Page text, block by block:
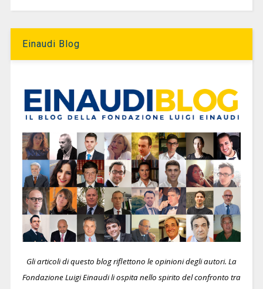
Einaudi Blog
Gli articoli di questo blog riflettono le opinioni degli autori. La
Fondazione Luigi Einaudi li ospita nello spirito del confronto tra